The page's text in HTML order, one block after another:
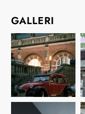
ä
g
g
s
GALLERI